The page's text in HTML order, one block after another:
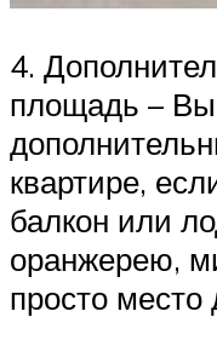
4.
площадь – Вы
квартире,
балкон или
оранжерею,
просто место